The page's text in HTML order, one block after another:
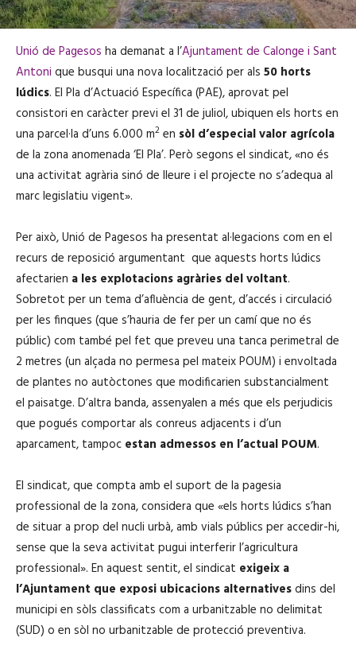
Unió de Pagesos ha demanat a l’Ajuntament de Calonge i Sant
Antoni que busqui una nova localització per als 50 horts
lúdics. El Pla d’Actuació Específica (PAE), aprovat pel
consistori en caràcter previ el 31 de juliol, ubiquen els horts en
una parcel·la d’uns 6.000 m2 en sòl d’especial valor agrícola
de la zona anomenada ‘El Pla’. Però segons el sindicat, «no és
una activitat agrària sinó de lleure i el projecte no s’adequa al
marc legislatiu vigent».
Per això, Unió de Pagesos ha presentat al·legacions com en el
recurs de reposició argumentant que aquests horts lúdics
afectarien a les explotacions agràries del voltant.
Sobretot per un tema d’afluència de gent, d’accés i circulació
per les finques (que s’hauria de fer per un camí que no és
públic) com també pel fet que preveu una tanca perimetral de
2 metres (un alçada no permesa pel mateix POUM) i envoltada
de plantes no autòctones que modificarien substancialment
el paisatge. D’altra banda, assenyalen a més que els perjudicis
que pogués comportar als conreus adjacents i d’un
aparcament, tampoc estan admessos en l’actual POUM.
El sindicat, que compta amb el suport de la pagesia
professional de la zona, considera que «els horts lúdics s’han
de situar a prop del nucli urbà, amb vials públics per accedir-hi,
sense que la seva activitat pugui interferir l’agricultura
professional». En aquest sentit, el sindicat exigeix a
l’Ajuntament que exposi ubicacions alternativesdins del
municipi en sòls classificats com a urbanitzable no delimitat
(SUD) o en sòl no urbanitzable de protecció preventiva.